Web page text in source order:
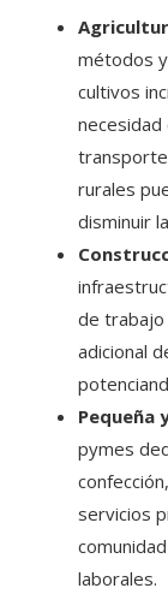
métodos
cultivos
rurales
disminuir
de trabajo
adicional
Pequeña
pymes
servicios
laborales.